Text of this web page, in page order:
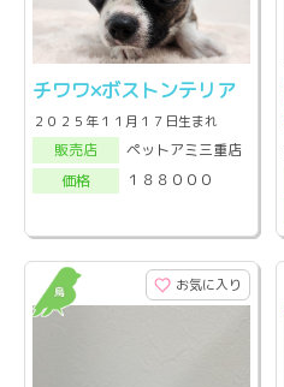
チワワ×ボストンテリア
２０２５年１１月１７日生まれ
販売店
ペットアミ三重店
価格
１８８０００
お気に入り